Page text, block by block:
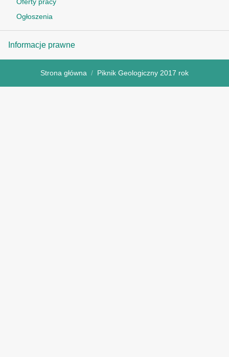
Ogłoszenia
Informacje prawne
Strona główna Piknik Geologiczny 2017 rok